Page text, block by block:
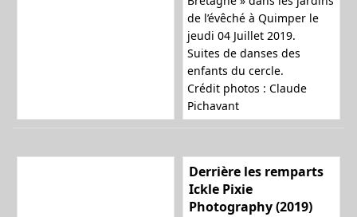
de l’évêché à Quimper le
jeudi 04 Juillet 2019.
Suites de danses des
enfants du cercle.
Crédit photos : Claude
Pichavant
Derrière les remparts
Ickle Pixie
Photography (2019)